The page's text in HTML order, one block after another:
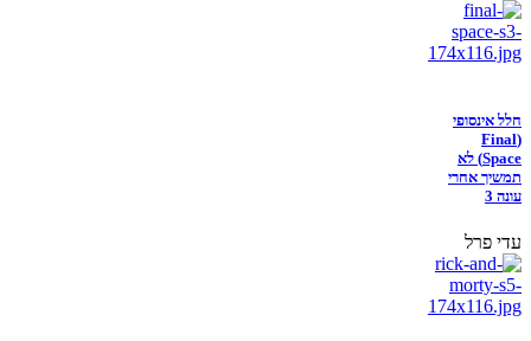
חלל אינסופי
(Final
Space) לא
תמשיך אחרי
עונה 3
עדי פרל